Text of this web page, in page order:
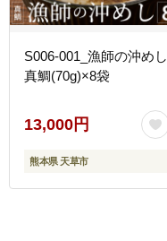
S006-001_漁師の沖めし
真鯛(70g)×8袋
13,000円
熊本県 天草市